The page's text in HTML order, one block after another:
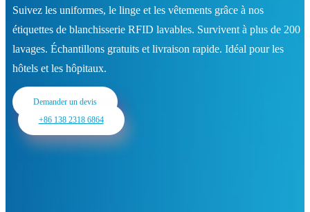
Suivez les uniformes, le linge et les vêtements grâce à nos
étiquettes de blanchisserie RFID lavables. Survivent à plus de 200
lavages. Échantillons gratuits et livraison rapide. Idéal pour les
hôtels et les hôpitaux.
Demander un devis
+86 138 2318 6864